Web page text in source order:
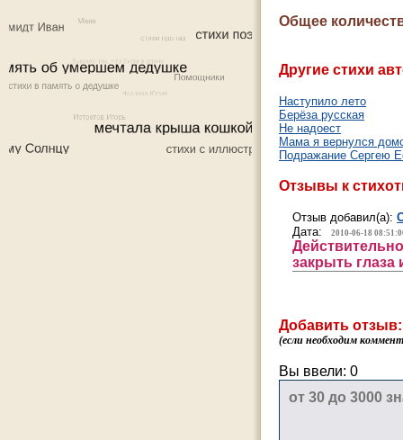
Общее
Другие стихи
Наступило лето
Берёза русская
Не надоест
Мама я вернулся
Подражание Сергею
Отзывы к
Отзыв добавил(а):
Дата:
2010-06-18
закрыть глаза
Добавить отзыв:
(если необходим
Вы ввели: 0